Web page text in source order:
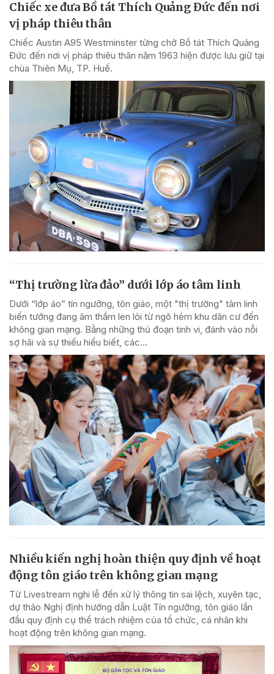
Chiếc xe đưa Bồ tát Thích Quảng Đức đến nơi
vị pháp thiêu thân
Chiếc Austin A95 Westminster từng chở Bồ tát Thích Quảng
Đức đến nơi vị pháp thiêu thân năm 1963 hiện được lưu giữ tại
chùa Thiên Mụ, TP. Huế.
“Thị trường lừa đảo” dưới lớp áo tâm linh
Dưới “lớp áo” tín ngưỡng, tôn giáo, một "thị trường" tâm linh
biến tướng đang âm thầm len lỏi từ ngõ hẻm khu dân cư đến
không gian mạng. Bằng những thủ đoạn tinh vi, đánh vào nỗi
sợ hãi và sự thiếu hiểu biết, các...
Nhiều kiến nghị hoàn thiện quy định về hoạt
động tôn giáo trên không gian mạng
Từ Livestream nghi lễ đến xử lý thông tin sai lệch, xuyên tạc,
dự thảo Nghị định hướng dẫn Luật Tín ngưỡng, tôn giáo lần
đầu quy định cụ thể trách nhiệm của tổ chức, cá nhân khi
hoạt động trên không gian mạng.